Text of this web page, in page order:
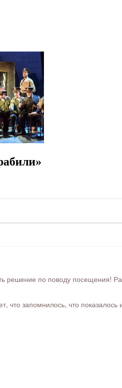
по поводу посещения!
что запомнилось, что